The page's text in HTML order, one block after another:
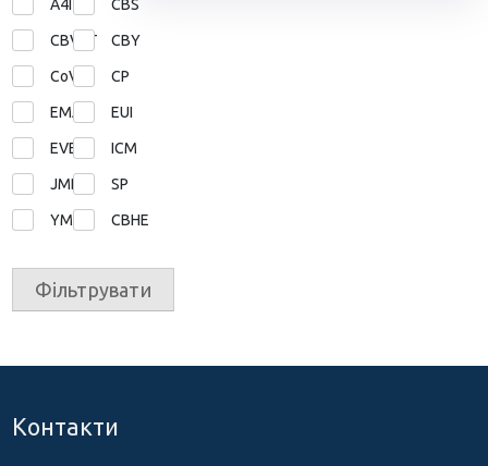
A4I CBS
CBVET CBY
CoVE CP
EMA EUI
EVE ICM
JMD SP
YMP СВНЕ
Фільтрувати
Контакти